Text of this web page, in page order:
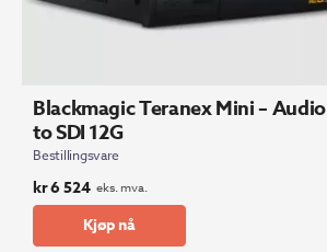
Blackmagic Teranex Mini – Audio
to SDI 12G
Bestillingsvare
kr6 524 eks. mva.
Kjøp nå